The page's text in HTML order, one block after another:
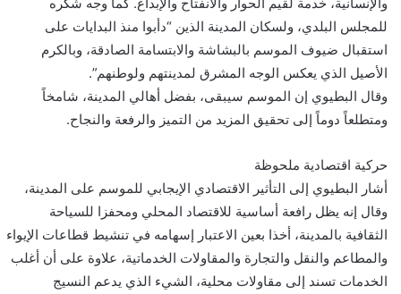
للمجلس البلدي، ولسكان المدينة الذين “دأبوا منذ البدايات على
استقبال ضيوف الموسم بالبشاشة والابتسامة الصادقة، وبالكرم
الأصيل الذي يعكس الوجه المشرق لمدينتهم ولوطنهم”.
وقال البطيوي إن الموسم سيبقى، بفضل أهالي المدينة، شامخاً
ومتطلعاً دوماً إلى تحقيق المزيد من التميز والرفعة والنجاح.
حركية اقتصادية ملحوظة
أشار البطيوي إلى التأثير الاقتصادي الإيجابي للموسم على المدينة،
وقال إنه يظل رافعة أساسية للاقتصاد المحلي ومحفزا للسياحة
الثقافية بالمدينة، أخذا بعين الاعتبار إسهامه في تنشيط قطاعات الإيواء
والمطاعم والنقل والتجارة والمقاولات الخدماتية، علاوة على أن أغلب
الخدمات تسند إلى مقاولات محلية، الشيء الذي يدعم النسيج